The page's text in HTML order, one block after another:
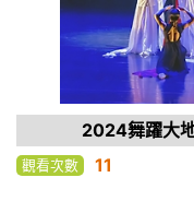
2024舞躍大
觀看次數 11